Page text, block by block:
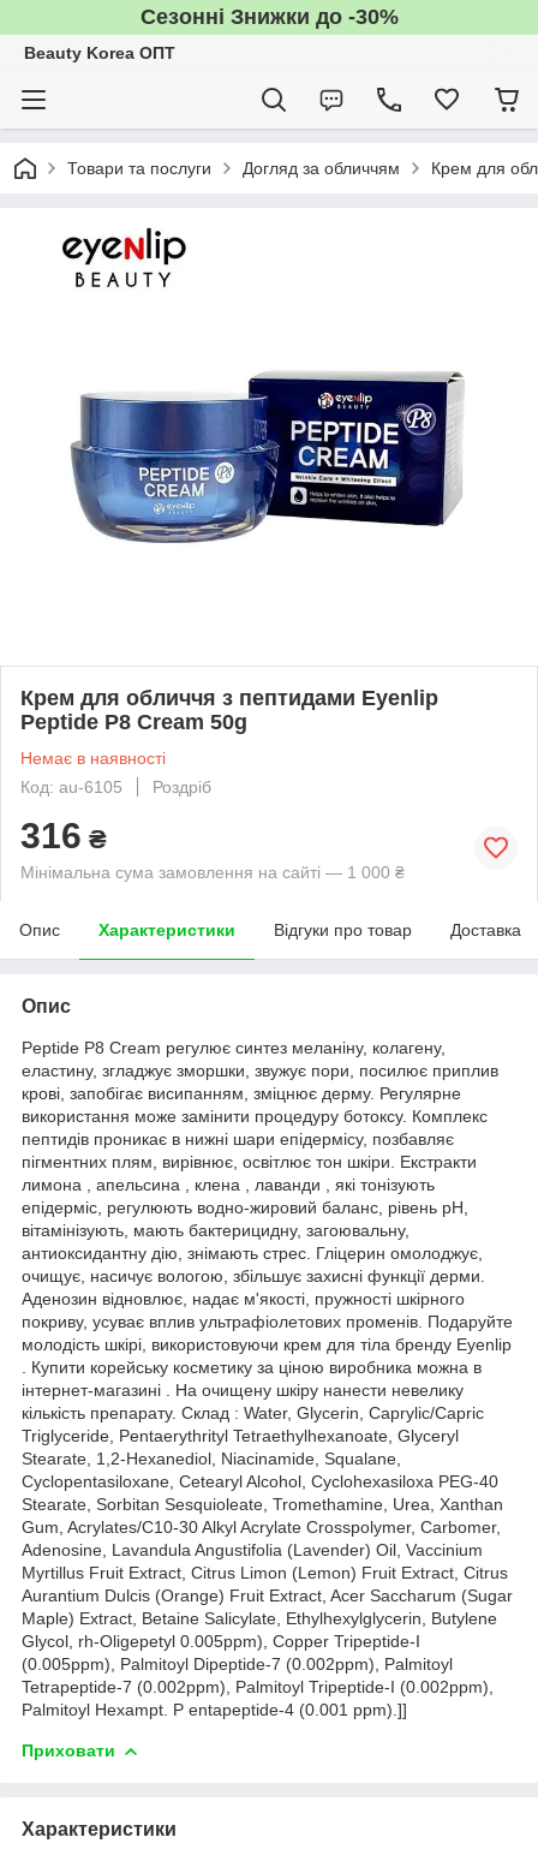
Сезонні Знижки до -30%
Beauty Korea ОПТ
Товари та послуги Догляд за обличчям Крем для
Крем для обличчя з пептидами Eyenlip
Peptide P8 Cream 50g
Немає в наявності
Код: au-6105
Роздріб
316 ₴
Мінімальна сума замовлення на сайті — 1 000 ₴
Опис Характеристики Відгуки про товар Доставка
Опис
Peptide P8 Cream регулює синтез меланіну, колагену,
еластину, згладжує зморшки, звужує пори, посилює приплив
крові, запобігає висипанням, зміцнює дерму. Регулярне
використання може замінити процедуру ботоксу. Комплекс
пептидів проникає в нижні шари епідермісу, позбавляє
пігментних плям, вирівнює, освітлює тон шкіри. Екстракти
лимона , апельсина , клена , лаванди , які тонізують
епідерміс, регулюють водно-жировий баланс, рівень pH,
вітамінізують, мають бактерицидну, загоювальну,
антиоксидантну дію, знімають стрес. Гліцерин омолоджує,
очищує, насичує вологою, збільшує захисні функції дерми.
Аденозин відновлює, надає м'якості, пружності шкірного
покриву, усуває вплив ультрафіолетових променів. Подаруйте
молодість шкірі, використовуючи крем для тіла бренду Eyenlip
. Купити корейську косметику за ціною виробника можна в
інтернет-магазині . На очищену шкіру нанести невелику
кількість препарату. Склад : Water, Glycerin, Caprylic/Capric
Triglyceride, Pentaerythrityl Tetraethylhexanoate, Glyceryl
Stearate, 1,2-Hexanediol, Niacinamide, Squalane,
Cyclopentasiloxane, Cetearyl Alcohol, Cyclohexasiloxa PEG-40
Stearate, Sorbitan Sesquioleate, Tromethamine, Urea, Xanthan
Gum, Acrylates/C10-30 Alkyl Acrylate Crosspolymer, Carbomer,
Adenosine, Lavandula Angustifolia (Lavender) Oil, Vaccinium
Myrtillus Fruit Extract, Citrus Limon (Lemon) Fruit Extract, Citrus
Aurantium Dulcis (Orange) Fruit Extract, Acer Saccharum (Sugar
Maple) Extract, Betaine Salicylate, Ethylhexylglycerin, Butylene
Glycol, rh-Oligepetyl 0.005ppm), Copper Tripeptide-I
(0.005ppm), Palmitoyl Dipeptide-7 (0.002ppm), Palmitoyl
Tetrapeptide-7 (0.002ppm), Palmitoyl Tripeptide-I (0.002ppm),
Palmitoyl Hexampt. P entapeptide-4 (0.001 ppm).]]
Приховати
Характеристики